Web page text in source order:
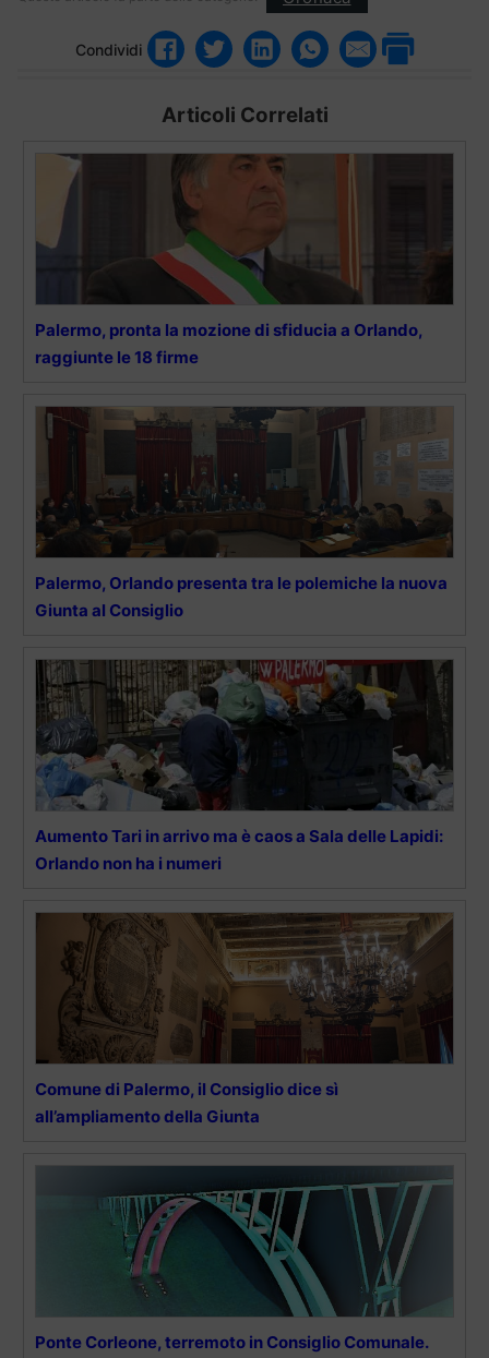
Condividi
Articoli Correlati
Palermo, pronta la mozione di sfiducia a Orlando,
raggiunte le 18 firme
Palermo, Orlando presenta tra le polemiche la nuova
Giunta al Consiglio
Aumento Tari in arrivo ma è caos a Sala delle Lapidi:
Orlando non ha i numeri
Comune di Palermo, il Consiglio dice sì
all’ampliamento della Giunta
Ponte Corleone, terremoto in Consiglio Comunale.